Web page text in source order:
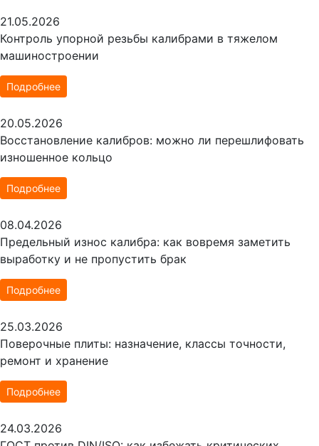
21.05.2026
Контроль упорной резьбы калибрами в тяжелом
машиностроении
Подробнее
20.05.2026
Восстановление калибров: можно ли перешлифовать
изношенное кольцо
Подробнее
08.04.2026
Предельный износ калибра: как вовремя заметить
выработку и не пропустить брак
Подробнее
25.03.2026
Поверочные плиты: назначение, классы точности,
ремонт и хранение
Подробнее
24.03.2026